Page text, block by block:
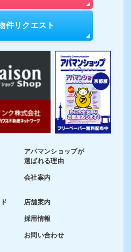
件リクエスト
アパマンショップが
選ばれる理由
会社案内
店舗案内
採用情報
お問い合わせ